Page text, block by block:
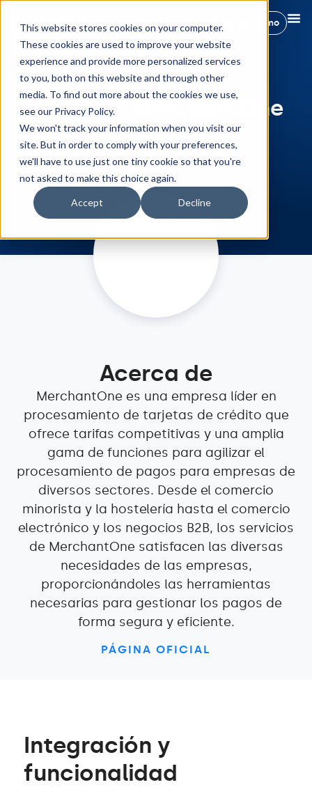
This website stores cookies on your computer.
These cookies are used to improve your website
experience and provide more personalized services
to you, both on this website and through other
media. To find out more about the cookies we use,
see our Privacy Policy.
We won't track your information when you visit our
site. But in order to comply with your preferences,
we'll have to use just one tiny cookie so that you're
not asked to make this choice again.
Accept Decline
Reservar demo
Hostify + MerchantOne
Integración
Acerca de
MerchantOne es una empresa líder en
procesamiento de tarjetas de crédito que
ofrece tarifas competitivas y una amplia
gama de funciones para agilizar el
procesamiento de pagos para empresas de
diversos sectores. Desde el comercio
minorista y la hostelería hasta el comercio
electrónico y los negocios B2B, los servicios
de MerchantOne satisfacen las diversas
necesidades de las empresas,
proporcionándoles las herramientas
necesarias para gestionar los pagos de
forma segura y eficiente.
PÁGINA OFICIAL
Integración y
funcionalidad